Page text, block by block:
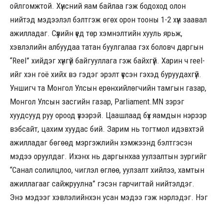
ойлгомжтой. Хүнсний яам байлаа гэж бодоход олон
нийтэд мэдээлэл бэлтгэж өгөх орон тооны 1-2 хүн заавал
ажилладаг. Сүүлийн үед төр хэмнэлтийн хууль ярьж,
хэвлэлийн албуудаа татан буулгалаа гэх боловч даргын
“Reel” хийдэг хүнгүй байгууллага гэж байхгүй. Харин ч reel-
ийг хэн гоё хийх вэ гэдэг эрэлт үүссэн гэхэд буруудахгүй.
Уншигч та Монгол Улсын ерөнхийлөгчийн тамгын газар,
Монгол Улсын засгийн газар, Parliament.MN зэрэг
хуудсууд руу ороод үзээрэй. Цаашлаад бүх яамдын нэрээр
вэбсайт, цахим хуудас бий. Зарим нь тогтмол идэвхтэй
ажилладаг бөгөөд мэргэжлийн хэмжээнд бэлтгэсэн
мэдээ оруулдаг. Ихэнх нь даргынхаа уулзалтын зургийг
“Санал солилцлоо, чиглэл өглөө, уулзалт хийлээ, хамтын
ажиллагааг сайжруулна” гэсэн гарчигтай нийтэлдэг.
Энэ мэдээг хэвлэлийнхэн усан мэдээ гэж нэрлэдэг. Нэг